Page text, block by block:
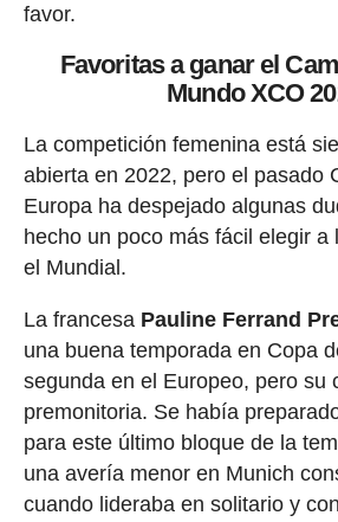
favor.
Favoritas a ganar el
Mundo XCO
La competición femenina está
abierta en 2022, pero el pasado
Europa ha despejado algunas
hecho un poco más fácil elegir a
el Mundial.
La francesa Pauline Ferrand
una buena temporada en Copa
segunda en el Europeo, pero su
premonitoria. Se había
para este último bloque de la
una avería menor en Munich
cuando lideraba en solitario y